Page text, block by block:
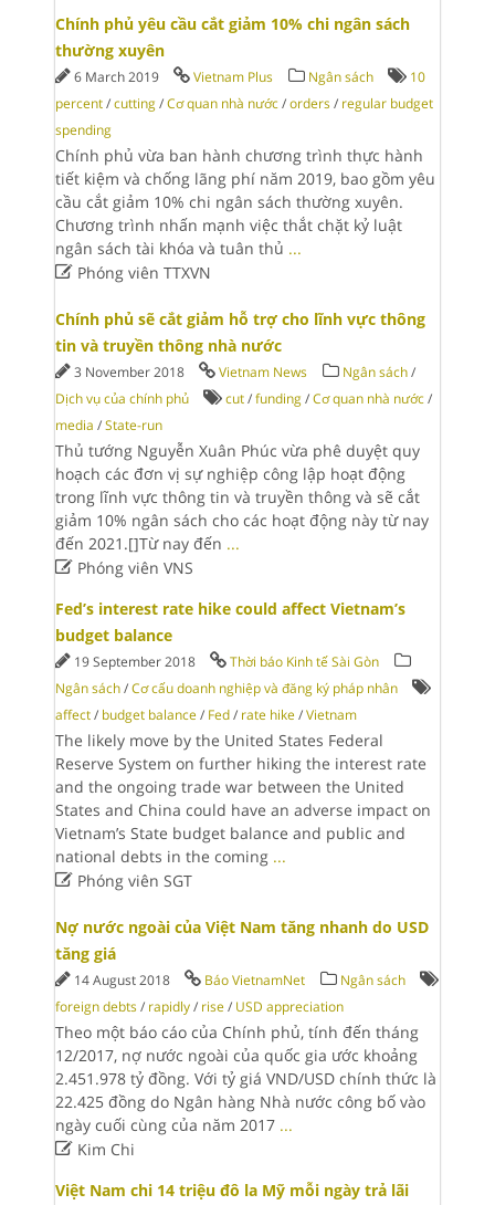
Chính phủ yêu cầu cắt giảm 10% chi ngân sách
thường xuyên
6 March 2019 Vietnam Plus Ngân sách
10
percent /cutting /Cơ quan nhà nước /orders / regular budget
spending
Chính phủ vừa ban hành chương trình thực hành
tiết kiệm và chống lãng phí năm 2019, bao gồm yêu
cầu cắt giảm 10% chi ngân sách thường xuyên.
Chương trình nhấn mạnh việc thắt chặt kỷ luật
ngân sách tài khóa và tuân thủ ...
Phóng viên TTXVN
Chính phủ sẽ cắt giảm hỗ trợ cho lĩnh vực thông
tin và truyền thông nhà nước
3 November 2018 Vietnam News Ngân sách /
Dịch vụ của chính phủ
cut /funding /Cơ quan nhà nước /
media /State-run
Thủ tướng Nguyễn Xuân Phúc vừa phê duyệt quy
hoạch các đơn vị sự nghiệp công lập hoạt động
trong lĩnh vực thông tin và truyền thông và sẽ cắt
giảm 10% ngân sách cho các hoạt động này từ nay
đến 2021.[]Từ nay đến ...
Phóng viên VNS
Fed’s interest rate hike could affect Vietnam’s
budget balance
19 September 2018
Thời báo Kinh tế Sài Gòn
Ngân sách /Cơ cấu doanh nghiệp và đăng ký pháp nhân
affect / budget balance / Fed / rate hike /Vietnam
The likely move by the United States Federal
Reserve System on further hiking the interest rate
and the ongoing trade war between the United
States and China could have an adverse impact on
Vietnam’s State budget balance and public and
national debts in the coming ...
Phóng viên SGT
Nợ nước ngoài của Việt Nam tăng nhanh do USD
tăng giá
14 August 2018 Báo VietnamNet
Ngân sách
foreign debts / rapidly / rise / USD appreciation
Theo một báo cáo của Chính phủ, tính đến tháng
12/2017, nợ nước ngoài của quốc gia ước khoảng
2.451.978 tỷ đồng. Với tỷ giá VND/USD chính thức là
22.425 đồng do Ngân hàng Nhà nước công bố vào
ngày cuối cùng của năm 2017 ...
Kim Chi
Việt Nam chi 14 triệu đô la Mỹ mỗi ngày trả lãi